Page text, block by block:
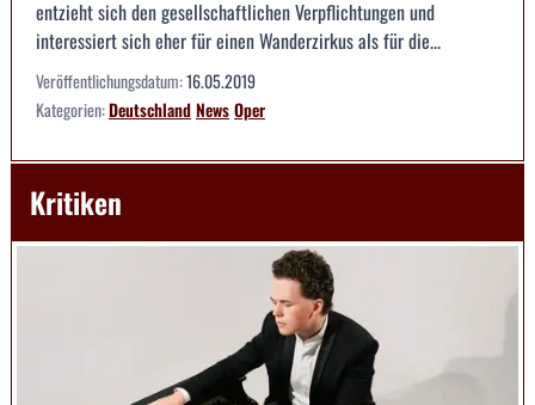
entzieht sich den gesellschaftlichen Verpflichtungen und
interessiert sich eher für einen Wanderzirkus als für die...
Veröffentlichungsdatum:16.05.2019
Kategorien:DeutschlandNewsOper
Kritiken